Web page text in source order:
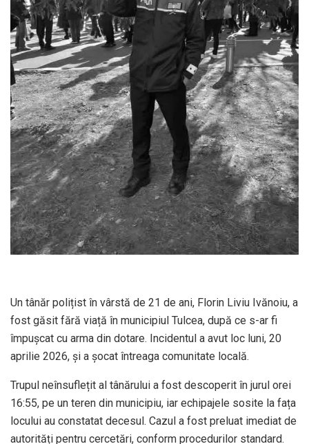
Un tânăr polițist în vârstă de 21 de ani, Florin Liviu Ivănoiu, a
fost găsit fără viață în municipiul Tulcea, după ce s-ar fi
împușcat cu arma din dotare. Incidentul a avut loc luni, 20
aprilie 2026, și a șocat întreaga comunitate locală.
Trupul neînsuflețit al tânărului a fost descoperit în jurul orei
16:55, pe un teren din municipiu, iar echipajele sosite la fața
locului au constatat decesul. Cazul a fost preluat imediat de
autorități pentru cercetări, conform procedurilor standard.